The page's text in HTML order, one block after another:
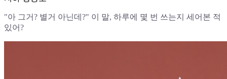
"아 그거? 별거 아닌데?" 이 말, 하루에 몇 번 쓰는지 세어본 적
있어?